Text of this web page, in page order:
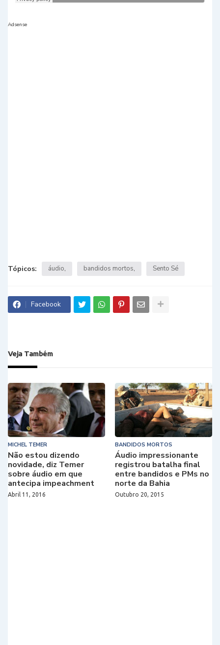
Adsense
Tópicos: áudio bandidos mortos Sento Sé
Facebook
Veja Também
MICHEL TEMER
Não estou dizendo
novidade, diz Temer
sobre áudio em que
antecipa impeachment
Abril 11, 2016
BANDIDOS MORTOS
Áudio impressionante
registrou batalha final
entre bandidos e PMs no
norte da Bahia
Outubro 20, 2015